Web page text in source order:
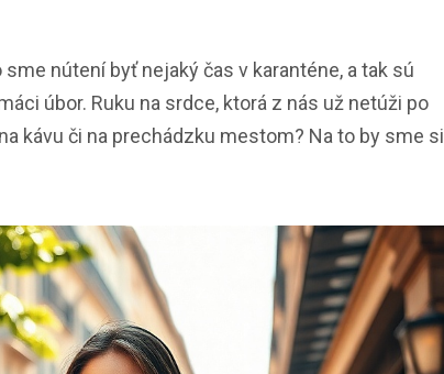
nútení byť nejaký čas v karanténe, a tak sú
úbor. Ruku na srdce, ktorá z nás už netúži po
kávu či na prechádzku mestom? Na to by sme si